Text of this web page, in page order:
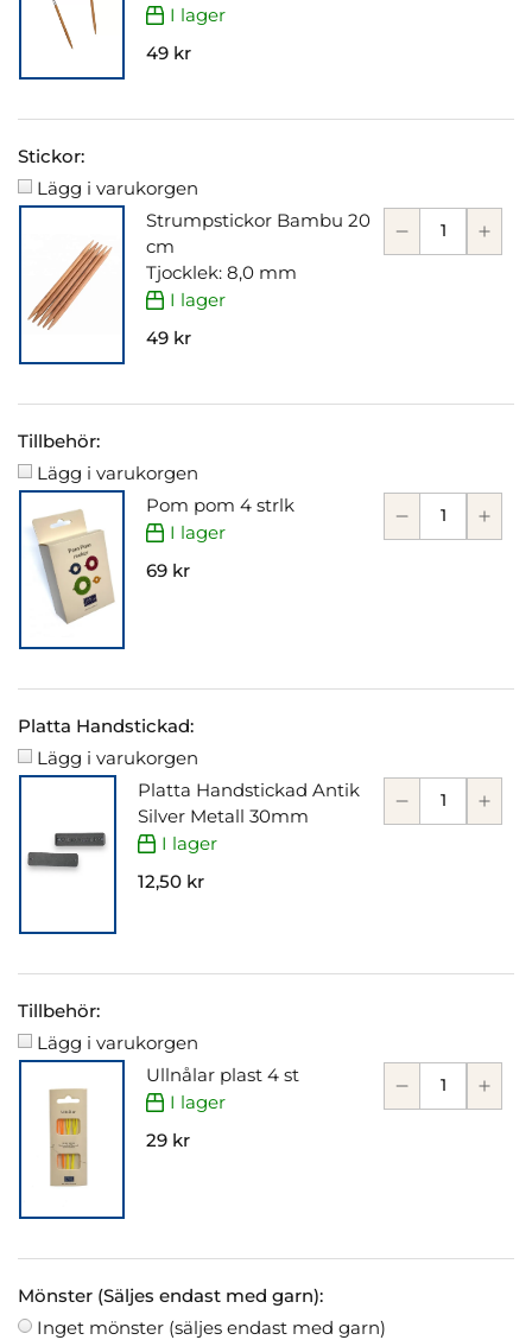
I lager
49 kr
Stickor:
Lägg i varukorgen
Strumpstickor Bambu 20
cm
Tjocklek: 8,0 mm
I lager
49 kr
Tillbehör:
Lägg i varukorgen
Pom pom 4 strlk
I lager
69 kr
Platta Handstickad:
Lägg i varukorgen
Platta Handstickad Antik
Silver Metall 30mm
I lager
12,50 kr
Tillbehör:
Lägg i varukorgen
Ullnålar plast 4 st
I lager
29 kr
Mönster (Säljes endast med garn):
Inget mönster (säljes endast med garn)